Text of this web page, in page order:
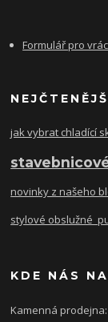
Formulář pro
jak vybrat chladící
novinky z našeho
stylové obslužné
KDE NÁS
Kamenná prodejna: